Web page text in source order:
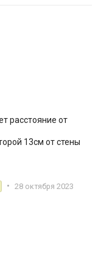
расстояние от
13см от стены
• 28 октября 2023